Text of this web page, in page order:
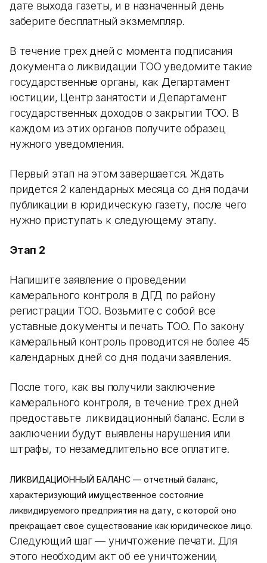
дате выхода газеты, и в назначенный день
заберите бесплатный экзмемпляр.
В течение трех дней с момента подписания
документа о ликвидации ТОО уведомите такие
государственные органы, как Департамент
юстиции, Центр занятости и Департамент
государственных доходов о закрытии ТОО. В
каждом из этих органов получите образец
нужного уведомления.
Первый этап на этом завершается. Ждать
придется 2 календарных месяца со дня подачи
публикации в юридическую газету, после чего
нужно приступать к следующему этапу.
Этап 2
Напишите заявление о проведении
камерального контроля в ДГД по району
регистрации ТОО. Возьмите с собой все
уставные документы и печать ТОО. По закону
камеральный контроль проводится не более 45
календарных дней со дня подачи заявления.
После того, как вы получили заключение
камерального контроля, в течение трех дней
предоставьте ликвидационный баланс. Если в
заключении будут выявлены нарушения или
штрафы, то незамедлительно все оплатите.
ЛИКВИДАЦИОННЫЙ БАЛАНС — отчетный баланс,
характеризующий имущественное состояние
ликвидируемого предприятия на дату, с которой оно
прекращает свое существование как юридическое лицо.
Следующий шаг — уничтожение печати. Для
этого необходим акт об ее уничтожении,